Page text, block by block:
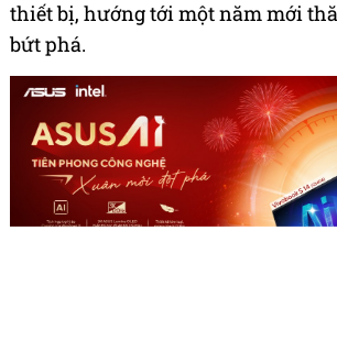
thiết bị, hướng tới một năm mới
bứt phá.